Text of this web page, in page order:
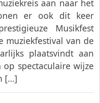
aan naar het
er ook dit keer
Musikfest
muziekfestival van de
plaatsvindt aan
spectaculaire wijze
[…]